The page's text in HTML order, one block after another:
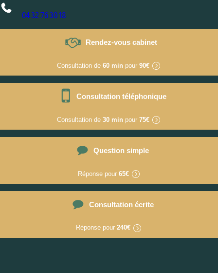
04 32 76 30 18
Rendez-vous cabinet
Consultation de 60 min pour 90€
Consultation téléphonique
Consultation de 30 min pour 75€
Question simple
Réponse pour 65€
Consultation écrite
Réponse pour 240€